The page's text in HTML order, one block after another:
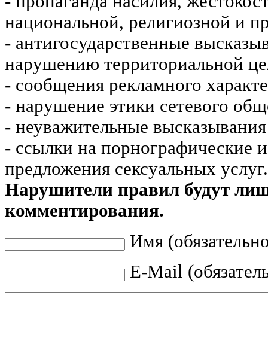
национальной, религиозной и
- антигосударственные
нарушению территориальной
- сообщения рекламного
- нарушение этики сетевого
- неуважительные
- ссылки на порнографические
предложения сексуальных услуг.
Нарушители правил будут
комментирования.
Имя
E-Mail